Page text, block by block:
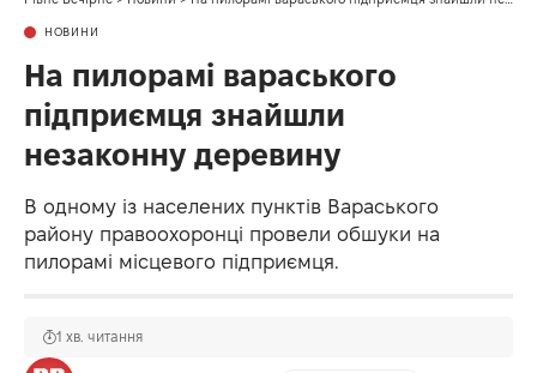
НОВИНИ
На пилорамі вараського
підприємця знайшли
незаконну деревину
В одному із населених пунктів Вараського
району правоохоронці провели обшуки на
пилорамі місцевого підприємця.
1 хв. читання